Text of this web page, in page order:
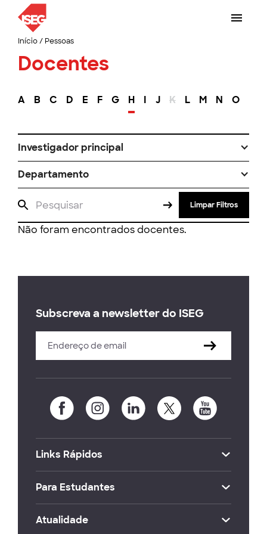
Início/ Pessoas
Docentes
A B C D E F G H I J K L M N O
Investigador principal
Departamento
Limpar Filtros
Não foram encontrados docentes.
Subscreva a newsletter do ISEG
Links Rápidos
Para Estudantes
Atualidade